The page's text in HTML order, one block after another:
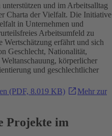
und im Arbeitsalltag
Charta der Vielfalt. Die Initiative
in Unternehmen und
Arbeitsumfeld zu
Wertschätzung erfährt und sich
Geschlecht, Nationalität,
körperlicher
und geschlechtlicher
(PDF, 8.019 KB)
Mehr zur
Projekte im